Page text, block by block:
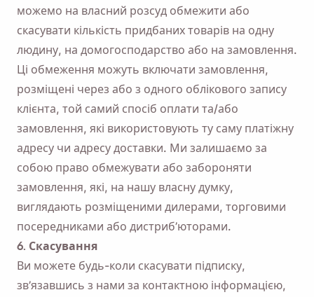
можемо на власний розсуд обмежити або
скасувати кількість придбаних товарів на одну
людину, на домогосподарство або на замовлення.
Ці обмеження можуть включати замовлення,
розміщені через або з одного облікового запису
клієнта, той самий спосіб оплати та/або
замовлення, які використовують ту саму платіжну
адресу чи адресу доставки. Ми залишаємо за
собою право обмежувати або забороняти
замовлення, які, на нашу власну думку,
виглядають розміщеними дилерами, торговими
посередниками або дистриб’юторами.
6. Скасування
Ви можете будь-коли скасувати підписку,
зв’язавшись з нами за контактною інформацією,